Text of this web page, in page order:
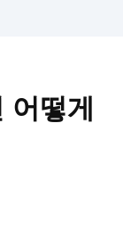
어떻게